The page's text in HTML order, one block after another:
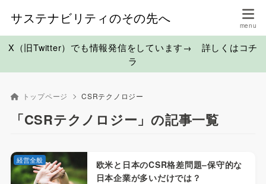
サステナビリティのその先へ
X（旧Twitter）でも情報発信をしています→ 詳しくはコチ
ラ
トップページ CSRテクノロジー
「CSRテクノロジー」の記事一覧
欧米と日本のCSR格差問題–保守的な
日本企業が多いだけでは？
経営全般